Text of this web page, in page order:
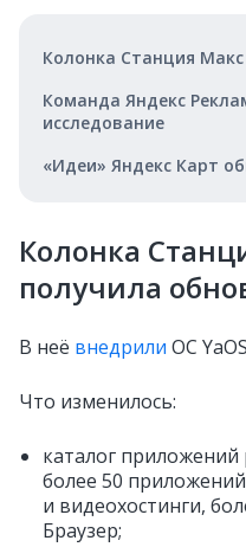
Колонка Станция
Команда Яндекс
исследование
«Идеи» Яндекс Карт
Колонка
получила
В неё внедрили ОС
Что изменилось:
каталог
более 50
и видеохостинги,
Браузер;